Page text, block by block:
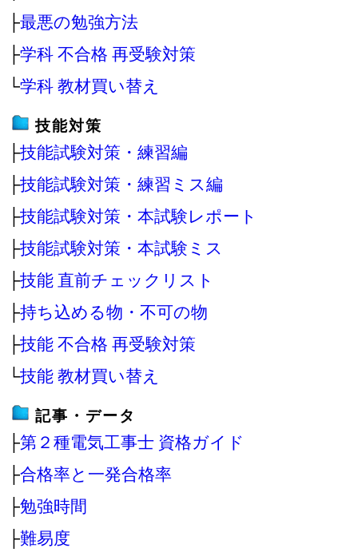
├最悪の勉強方法
├学科 不合格 再受験対策
└学科 教材買い替え
技能対策
├技能試験対策・練習編
├技能試験対策・練習ミス編
├技能試験対策・本試験レポート
├技能試験対策・本試験ミス
├技能 直前チェックリスト
├持ち込める物・不可の物
├技能 不合格 再受験対策
└技能 教材買い替え
記事・データ
├第２種電気工事士 資格ガイド
├合格率と一発合格率
├勉強時間
├難易度